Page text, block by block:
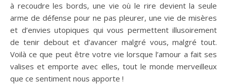
à recoudre les bords, une vie où le rire devient la seule
arme de défense pour ne pas pleurer, une vie de misères
et d’envies utopiques qui vous permettent illusoirement
de tenir debout et d’avancer malgré vous, malgré tout.
Voilà ce que peut être votre vie lorsque l’amour a fait ses
valises et emporte avec elles, tout le monde merveilleux
que ce sentiment nous apporte !